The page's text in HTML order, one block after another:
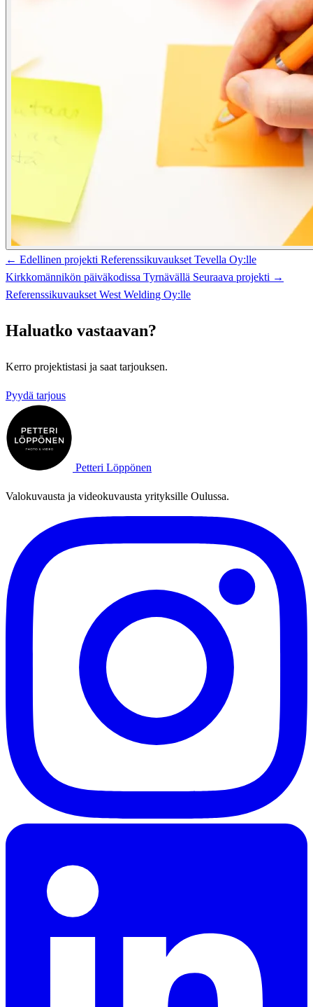
← Edellinen projekti Referenssikuvaukset Tevella Oy:lle
Kirkkomännikön päiväkodissa Tyrnävällä Seuraava projekti →
Referenssikuvaukset West Welding Oy:lle
Haluatko vastaavan?
Kerro projektistasi ja saat tarjouksen.
Pyydä tarjous
Petteri Löppönen
Valokuvausta ja videokuvausta yrityksille Oulussa.